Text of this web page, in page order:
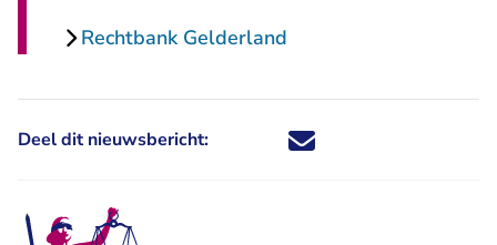
Rechtbank Gelderland
Deel dit nieuwsbericht: Deel dit nieuwsbericht via X -
Deel dit nieuwsbericht via
Deel dit nieuwsbericht
Deel dit